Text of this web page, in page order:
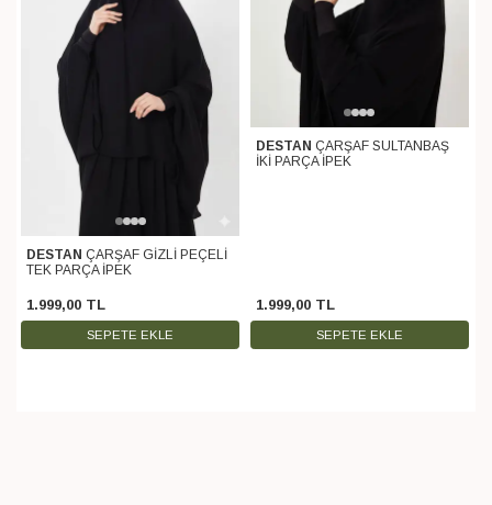
DESTAN ÇARŞAF GİZLİ PEÇELİ
TEK PARÇA İPEK
1.999,00 TL
SEPETE EKLE
DESTAN ÇARŞAF SULTANBAŞ
İKİ PARÇA İPEK
1.999,00 TL
SEPETE EKLE